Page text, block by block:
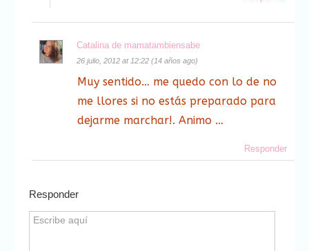
Catalina de mamatambiensabe
26 julio, 2012 at 12:22 (14 años ago)
Muy sentido… me quedo con lo de no
me llores si no estás preparado para
dejarme marchar!. Animo …
Responder
Responder